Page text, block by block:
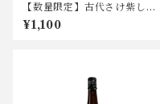
【数量限定】古代さけ紫しき
ぶ にごり生酒 300ml
¥1,100